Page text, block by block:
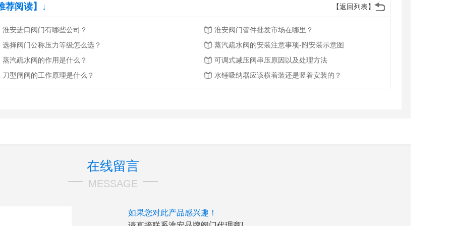
【返回列表】
荐阅读】↓
淮安进口阀门有哪些公司？
淮安阀门管件批发市场在哪里？
选择阀门公称压力等级怎么选？
蒸汽疏水阀的安装注意事项-附安装示意图
蒸汽疏水阀的作用是什么？
可调式减压阀串压原因以及处理方法
刀型闸阀的工作原理是什么？
水锤吸纳器应该横着装还是竖着安装的？
在线留言
MESSAGE
如果您对此产品感兴趣！